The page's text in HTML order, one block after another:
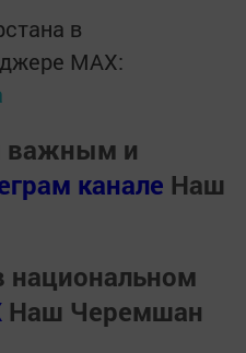
в
MАХ:
важным и
канале Наш
национальном
Наш Черемшан